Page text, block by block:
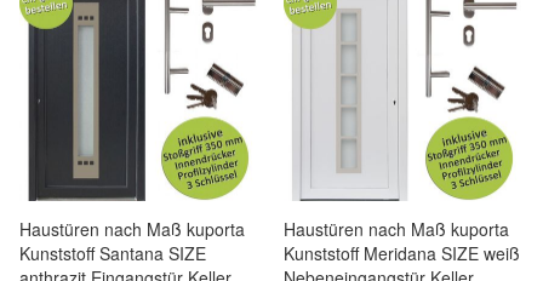
Haustüren nach Maß kuporta
Kunststoff Santana SIZE
Haustüren nach Maß kuporta
Kunststoff Meridana SIZE weiß